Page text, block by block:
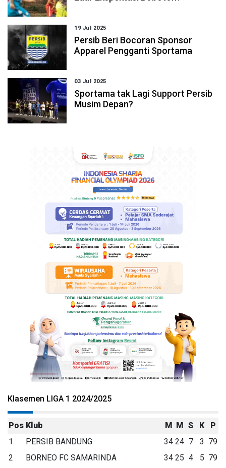
19 Jul 2025
Persib Beri Bocoran Sponsor
Apparel Pengganti Sportama
03 Jul 2025
Sportama tak Lagi Support Persib
Musim Depan?
Klasemen LIGA 1 2024/2025
Pos Klub M M S K
P
1
PERSIB BANDUNG 34 24 7 3 79
2
BORNEO FC SAMARINDA 34 25 4 5 79